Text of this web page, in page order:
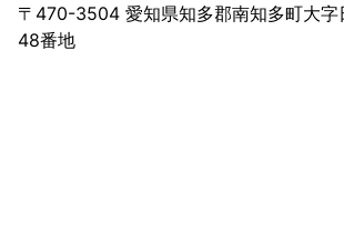
〒470-3504 愛知県知多郡南知多町大字
48番地